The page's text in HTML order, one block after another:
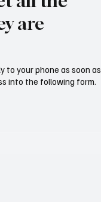
are
to your phone as soon as
into the following form.